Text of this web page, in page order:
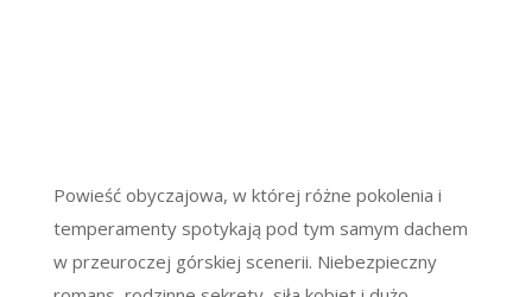
Powieść obyczajowa, w której różne pokolenia i
temperamenty spotykają pod tym samym dachem
w przeuroczej górskiej scenerii. Niebezpieczny